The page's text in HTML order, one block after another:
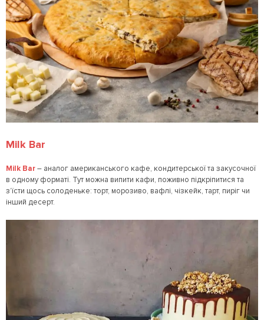
Milk Bar
Milk Bar– аналог американського кафе, кондитерської та закусочної
в одному форматі. Тут можна випити кафи, поживно підкріпитися та
з’їсти щось солоденьке: торт, морозиво, вафлі, чізкейк, тарт, пиріг чи
інший десерт.